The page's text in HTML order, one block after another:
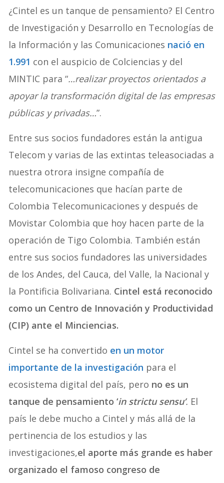
¿Cintel es un tanque de pensamiento? El Centro
de Investigación y Desarrollo en Tecnologías de
la Información y las Comunicaciones nació en
1.991 con el auspicio de Colciencias y del
MINTIC para “…realizar proyectos orientados a
apoyar la transformación digital de las empresas
públicas y privadas…”.
Entre sus socios fundadores están la antigua
Telecom y varias de las extintas teleasociadas a
nuestra otrora insigne compañía de
telecomunicaciones que hacían parte de
Colombia Telecomunicaciones y después de
Movistar Colombia que hoy hacen parte de la
operación de Tigo Colombia. También están
entre sus socios fundadores las universidades
de los Andes, del Cauca, del Valle, la Nacional y
la Pontificia Bolivariana. Cintel está reconocido
como un Centro de Innovación y Productividad
(CIP) ante el Minciencias.
Cintel se ha convertido en un motor
importante de la investigación para el
ecosistema digital del país, pero no es un
tanque de pensamiento ‘in strictu sensu’. El
país le debe mucho a Cintel y más allá de la
pertinencia de los estudios y las
investigaciones,el aporte más grande es haber
organizado el famoso congreso de